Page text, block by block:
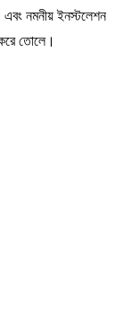
এবং নমনীয় ইনস্টলেশন
তোলে।